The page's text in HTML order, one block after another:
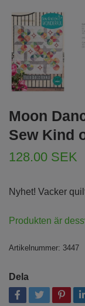
Moon
Sew Kind
128.00 SEK
Nyhet! Vacker
Produkten är
Artikelnummer: 3447
Dela